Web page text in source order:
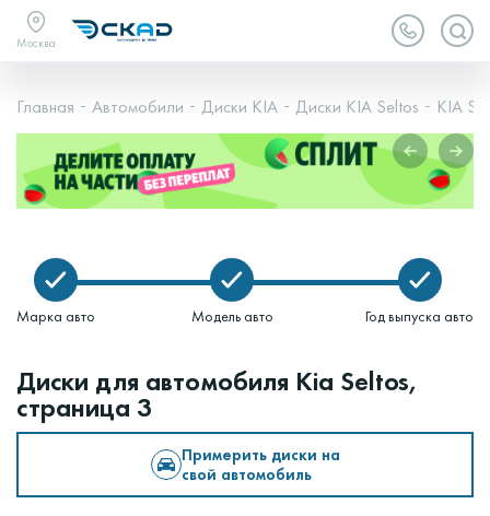
Москва
Главная Автомобили Диски KIA Диски KIA Seltos KIA
Марка авто Модель авто Год выпуска авто
Диски для автомобиля Kia Seltos,
страница 3
Примерить диски на
свой автомобиль